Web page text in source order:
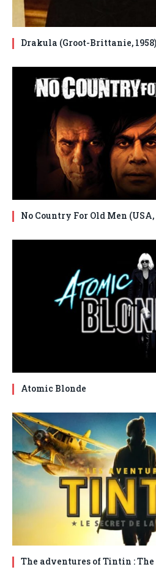
Drakula (Groot-Brittanie, 1958)
No Country For Old Men (USA,
Atomic Blonde
The adventures of Tintin :